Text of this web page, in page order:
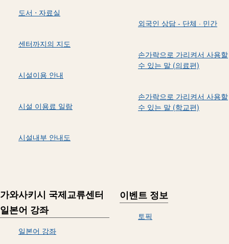
도서 ⋅ 자료실
센터까지의 지도
시설이용 안내
시설 이용료 일람
시설내부 안내도
외국인 상담 - 단체 · 민간
손가락으로 가리켜서 사용할
수 있는 말 (의료편)
손가락으로 가리켜서 사용할
수 있는 말 (학교편)
가와사키시 국제교류센터
일본어 강좌
일본어 강좌
이벤트 정보
토픽